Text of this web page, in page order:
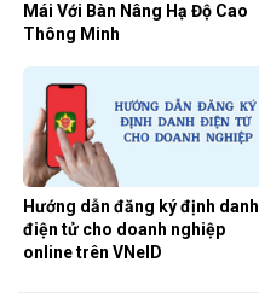
Mái Với Bàn Nâng Hạ Độ Cao
Thông Minh
Hướng dẫn đăng ký định danh
điện tử cho doanh nghiệp
online trên VNeID